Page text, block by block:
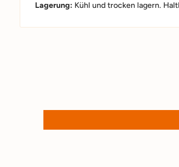
Lagerung: Kühl und trocken lagern.